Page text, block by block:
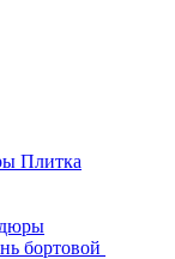
Плитка
бортовой